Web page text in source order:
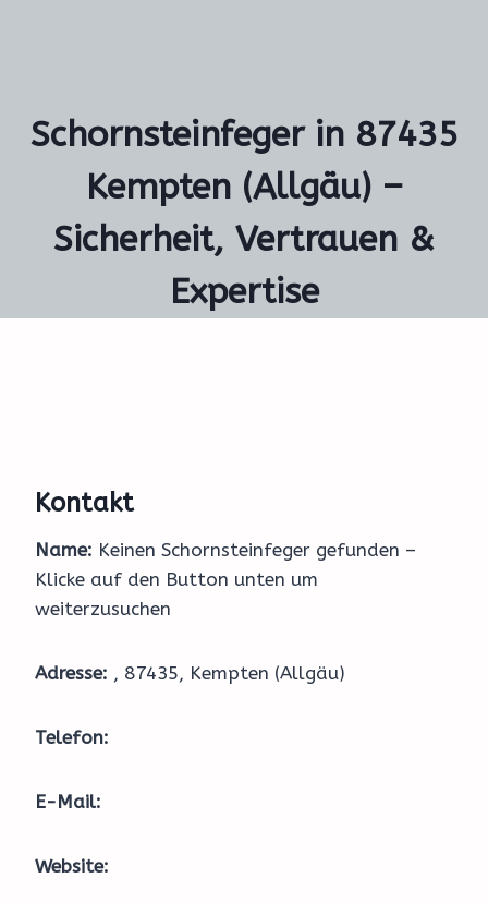
Schornsteinfeger in 87435
Kempten (Allgäu) –
Sicherheit, Vertrauen &
Expertise
Kontakt
Name: Keinen Schornsteinfeger gefunden –
Klicke auf den Button unten um
weiterzusuchen
Adresse: , 87435, Kempten (Allgäu)
Telefon:
E-Mail:
Website: